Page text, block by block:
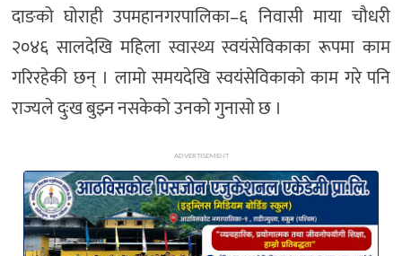
दाङको घोराही उपमहानगरपालिका–६ निवासी माया चौधरी
२०४६ सालदेखि महिला स्वास्थ्य स्वयंसेविकाका रूपमा काम
गरिरहेकी छन् । लामो समयदेखि स्वयंसेविकाको काम गरे पनि
राज्यले दुःख बुझ्न नसकेको उनको गुनासो छ ।
ADVERTISEMENT